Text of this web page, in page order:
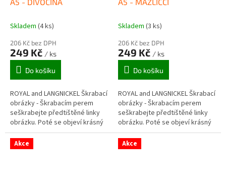
A5 - DIVOČINA
Skladem (4 ks)
206 Kč bez DPH
249 Kč / ks
Do košíku
ROYAL and LANGNICKEL Škrabací
obrázky - Škrabacím perem
seškrabejte předtištěné linky
obrázku. Poté se objeví krásný
rytinový obrázek, který se
leskne z různých úhlů pohledu.
Ke...
A5 - MAZLÍČCI
Skladem (3 ks)
206 Kč bez DPH
249 Kč / ks
Do košíku
ROYAL and LANGNICKEL Škrabací
obrázky - Škrabacím perem
seškrabejte předtištěné linky
obrázku. Poté se objeví krásný
rytinový obrázek, který se
leskne z různých úhlů pohledu.
Ke...
Akce Akce